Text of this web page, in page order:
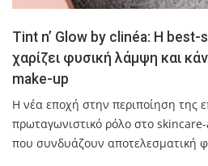
Tint n’ Glow by clinéa: Η
χαρίζει φυσική λάμψη και
make-up
Η νέα εποχή στην περιποίηση της
πρωταγωνιστικό ρόλο στο
που συνδυάζουν αποτελεσματική